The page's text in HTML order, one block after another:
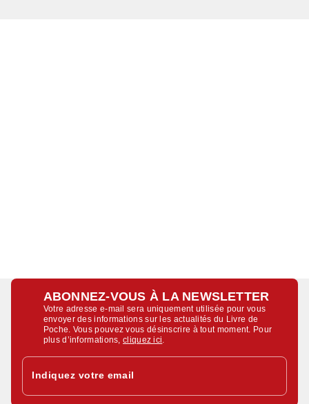
ABONNEZ-VOUS À LA NEWSLETTER
Votre adresse e-mail sera uniquement utilisée pour vous
envoyer des informations sur les actualités du Livre de
Poche. Vous pouvez vous désinscrire à tout moment. Pour
plus d’informations,cliquez ici
Indiquez votre email